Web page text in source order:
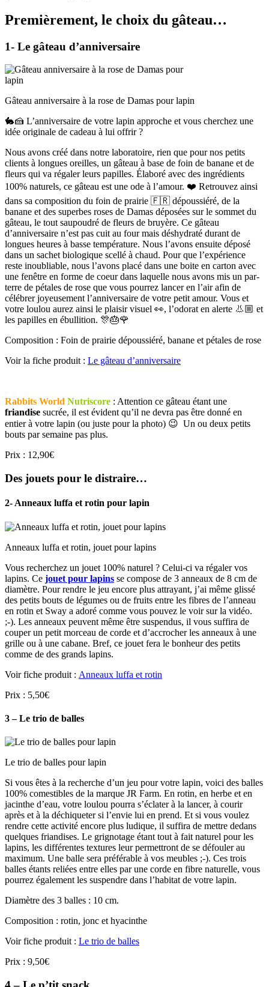
Premièrement, le choix du gâteau…
1- Le gâteau d’anniversaire
Gâteau anniversaire à la rose de Damas pour lapin
🐇🍰 L’anniversaire de votre lapin approche et vous cherchez une
idée originale de cadeau à lui offrir ?
Nous avons créé dans notre laboratoire, rien que pour nos petits
clients à longues oreilles, un gâteau à base de foin de banane et de
fleurs qui va régaler leurs papilles. Élaboré avec des ingrédients
100% naturels, ce gâteau est une ode à l’amour. ❤️ Retrouvez ainsi
dans sa composition du foin de prairie 🇫🇷 dépoussiéré, de la
banane et des superbes roses de Damas déposées sur le sommet du
gâteau, le tout saupoudré de fleurs de bruyère. Ce gâteau
d’anniversaire n’est pas cuit au four mais déshydraté durant de
longues heures à basse température. Nous l’avons ensuite déposé
dans un sachet biologique scellé à chaud. Pour que l’expérience
reste inoubliable, nous l’avons placé dans une boite en carton avec
une fenêtre en forme de coeur dans laquelle nous avons mis un par-
terre de pétales de rose que vous pourrez lancer en l’air afin de
célébrer joyeusement l’anniversaire de votre petit amour. Vous et
votre loulou aurez ainsi le plaisir visuel 👀, l’odorat en alerte 👃🏼 et
les papilles en ébullition. 🎊🎂🌹
Composition : Foin de prairie dépoussiéré, banane et pétales de rose
Voir la fiche produit : Le gâteau d’anniversaire
Rabbits World Nutriscore : Attention ce gâteau étant une
friandise sucrée, il est évident qu’il ne devra pas être donné en
entier à votre lapin (ou juste pour la photo) 😉 Un ou deux petits
bouts par semaine pas plus.
Prix : 12,90€
Des jouets pour le distraire…
2- Anneaux luffa et rotin pour lapin
Anneaux luffa et rotin, jouet pour lapins
Vous recherchez un jouet 100% naturel ? Celui-ci va régaler vos
lapins. Ce jouet pour lapins se compose de 3 anneaux de 8 cm de
diamètre. Pour rendre le jeu encore plus attrayant, j’ai même glissé
des petits bouts de légumes ou de fruits entre les fibres de l’anneau
en rotin et Sway a adoré comme vous pouvez le voir sur la vidéo.
;-). Les anneaux peuvent même être suspendus, il vous suffira de
couper un petit morceau de corde et d’accrocher les anneaux à une
grille ou à une cabane. Bref, ce jouet fera le bonheur des petits
comme de des grands lapins.
Voir fiche produit : Anneaux luffa et rotin
Prix : 5,50€
3 – Le trio de balles
Le trio de balles pour lapin
Si vous êtes à la recherche d’un jeu pour votre lapin, voici des balles
100% comestibles de la marque JR Farm. En rotin, en herbe et en
jacinthe d’eau, votre loulou pourra s’éclater à la lancer, à courir
après et à la déchiqueter si l’envie lui en prend. Et si vous voulez
rendre cette activité encore plus ludique, il suffira de mettre dedans
quelques friandises. Le grignotage étant tout à fait naturel pour les
lapins, les différentes textures leur permettront de se défouler au
maximum. Une balle sera préférable à vos meubles ;-). Ces trois
balles étants reliées entre elles par une corde en fibre naturelle, vous
pourrez également les suspendre dans l’habitat de votre lapin.
Diamètre des 3 balles : 10 cm.
Composition : rotin, jonc et hyacinthe
Voir fiche produit : Le trio de balles
Prix : 9,50€